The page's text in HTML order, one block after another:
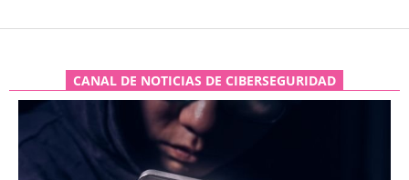
CANAL DE NOTICIAS DE CIBERSEGURIDAD